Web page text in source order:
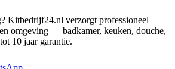
Kitbedrijf24.nl verzorgt professioneel
omgeving — badkamer, keuken, douche,
10 jaar garantie.